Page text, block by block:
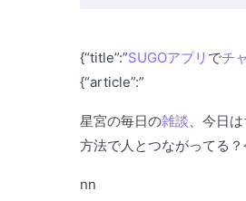
{“title”:”SUGOアプリ でチ
{“article”:”
星宮の毎日の雑談、今日
方法で人とつながってる
nn